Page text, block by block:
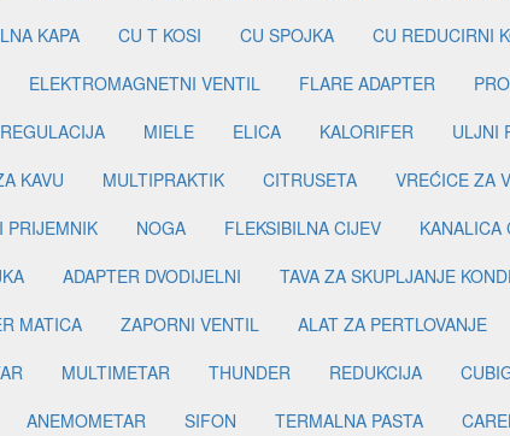
KAPA
CU T KOSI CU SPOJKA CU REDUCIRNI
ELEKTROMAGNETNI VENTIL FLARE ADAPTER
MIELE ELICA KALORIFER ULJNI
KAVU
MULTIPRAKTIK CITRUSETA VREĆICE ZA
PRIJEMNIK
NOGA FLEKSIBILNA CIJEV KANALICA
ADAPTER DVODIJELNI TAVA ZA SKUPLJANJE
MATICA
ZAPORNI VENTIL ALAT ZA PERTLOVANJE
MULTIMETAR THUNDER REDUKCIJA
ANEMOMETAR SIFON TERMALNA PASTA